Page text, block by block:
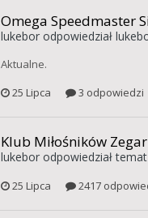
Omega Speedmaster
lukeborodpowiedział
Aktualne.
25 Lipca
3 odpowiedzi
Klub Miłośników
lukeborodpowiedział
25 Lipca 2417